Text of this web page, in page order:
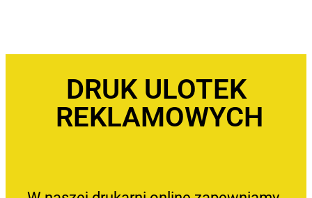
DRUK ULOTEK
REKLAMOWYCH